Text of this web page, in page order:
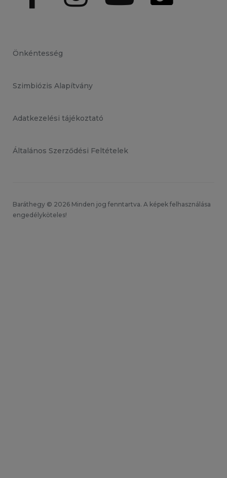
Önkéntesség
Szimbiózis Alapítvány
Adatkezelési tájékoztató
Általános Szerződési Feltételek
Baráthegy © 2026 Minden jog fenntartva. A képek felhasználása
engedélyköteles!